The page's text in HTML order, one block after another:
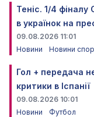
Теніс. 1/4 фіналу
в українок на
09.08.2026 11:01
Новини
Новини
Гол + передача
критики в Іспанії
09.08.2026 10:01
Новини
Футбол